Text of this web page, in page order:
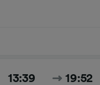
13:39 19:52